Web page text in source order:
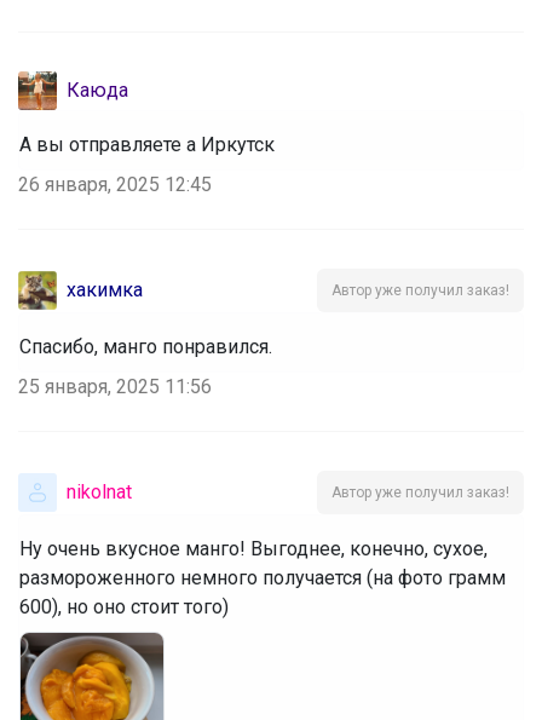
Каюда
А вы отправляете а Иркутск
26 января, 2025 12:45
хакимка Автор уже получил заказ!
Спасибо, манго понравился.
25 января, 2025 11:56
nikolnat Автор уже получил заказ!
Ну очень вкусное манго! Выгоднее, конечно, сухое,
размороженного немного получается (на фото грамм
600), но оно стоит того)